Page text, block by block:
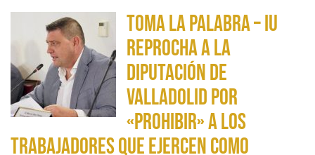
Toma la Palabra – IU
reprocha a la
Diputación de
Valladolid por
«prohibir» a los
trabajadores que ejercen como